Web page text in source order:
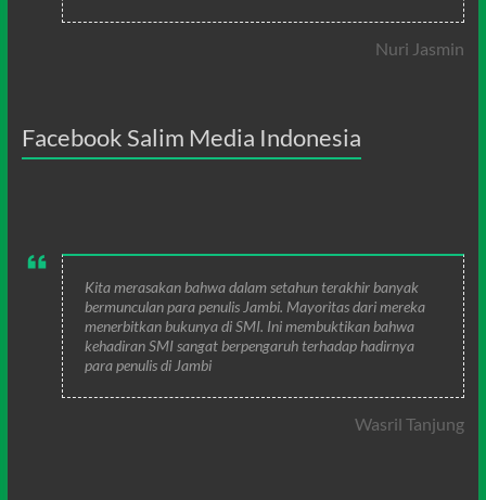
Nuri Jasmin
Facebook Salim Media Indonesia
Kita merasakan bahwa dalam setahun terakhir banyak
bermunculan para penulis Jambi. Mayoritas dari mereka
menerbitkan bukunya di SMI. Ini membuktikan bahwa
kehadiran SMI sangat berpengaruh terhadap hadirnya
para penulis di Jambi
Wasril Tanjung